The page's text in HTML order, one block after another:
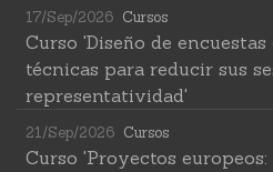
17/Sep/2026 Cursos
Curso 'Diseño de
técnicas para reducir sus
representatividad'
21/Sep/2026 Cursos
Curso 'Proyectos